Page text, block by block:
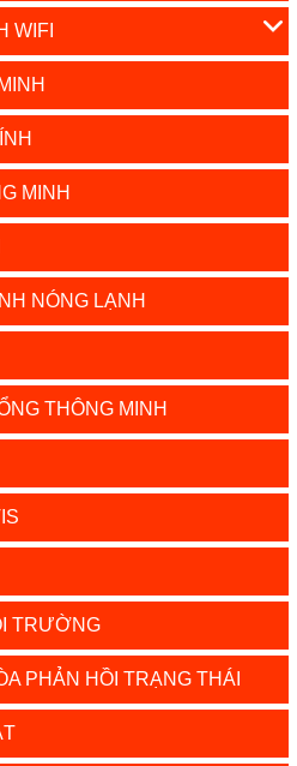
WIFI
MINH
NÓNG LẠNH
THÔNG MINH
TRƯỜNG
PHẢN HỒI TRẠNG THÁI